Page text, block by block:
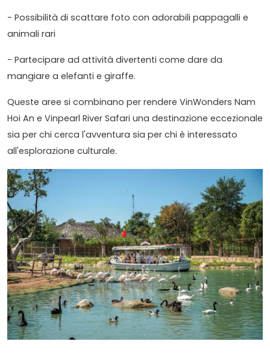
- Possibilità di scattare foto con adorabili pappagalli e
animali rari
- Partecipare ad attività divertenti come dare da
mangiare a elefanti e giraffe.
Queste aree si combinano per rendere VinWonders Nam
Hoi An e Vinpearl River Safari una destinazione eccezionale
sia per chi cerca l'avventura sia per chi è interessato
all'esplorazione culturale.